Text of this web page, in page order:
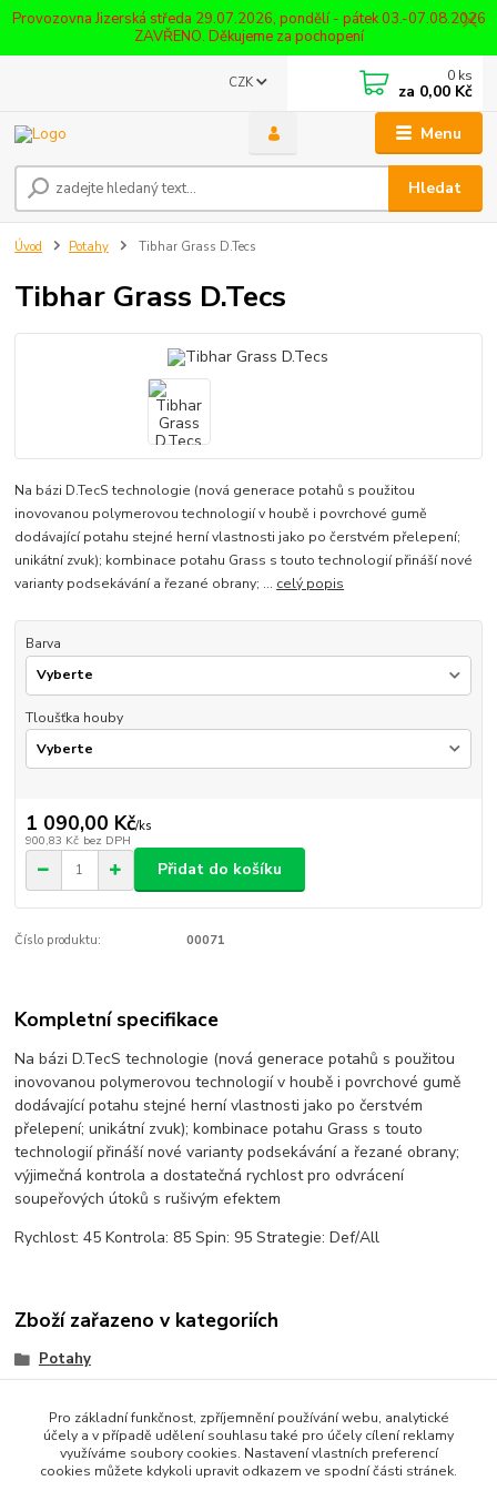
Provozovna Jizerská středa 29.07.2026, pondělí - pátek 03.-07.08.2026
ZAVŘENO. Děkujeme za pochopení
Menu
CZK
Hledat
0 ks
za 0,00 Kč
Úvod Potahy Tibhar Grass D.Tecs
Tibhar Grass D.Tecs
Na bázi D.TecS technologie (nová generace potahů s použitou
inovovanou polymerovou technologií v houbě i povrchové gumě
dodávající potahu stejné herní vlastnosti jako po čerstvém přelepení;
unikátní zvuk); kombinace potahu Grass s touto technologií přináší nové
varianty podsekávání a řezané obrany; ... celý popis
Barva
Tloušťka houby
1 090,00 Kč/ks
900,83 Kč bez DPH
Přidat do košíku
Číslo produktu: 00071
Kompletní specifikace
Na bázi D.TecS technologie (nová generace potahů s použitou
inovovanou polymerovou technologií v houbě i povrchové gumě
dodávající potahu stejné herní vlastnosti jako po čerstvém
přelepení; unikátní zvuk); kombinace potahu Grass s touto
technologií přináší nové varianty podsekávání a řezané obrany;
výjimečná kontrola a dostatečná rychlost pro odvrácení
soupeřových útoků s rušivým efektem
Rychlost: 45 Kontrola: 85 Spin: 95 Strategie: Def/All
Zboží zařazeno v kategoriích
Potahy
Pro základní funkčnost, zpříjemnění používání webu, analytické
účely a v případě udělení souhlasu také pro účely cílení reklamy
využíváme soubory cookies. Nastavení vlastních preferencí
cookies můžete kdykoli upravit odkazem ve spodní části stránek.